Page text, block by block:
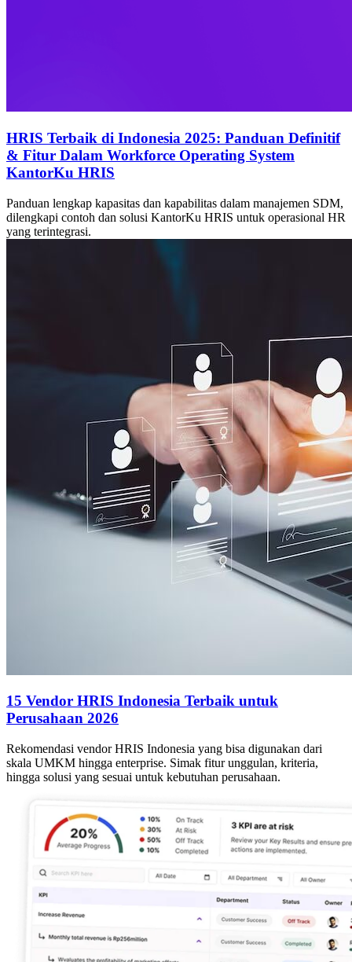
HRIS Terbaik di Indonesia 2025: Panduan Definitif
& Fitur Dalam Workforce Operating System
KantorKu HRIS
Panduan lengkap kapasitas dan kapabilitas dalam manajemen SDM,
dilengkapi contoh dan solusi KantorKu HRIS untuk operasional HR
yang terintegrasi.
15 Vendor HRIS Indonesia Terbaik untuk
Perusahaan 2026
Rekomendasi vendor HRIS Indonesia yang bisa digunakan dari
skala UMKM hingga enterprise. Simak fitur unggulan, kriteria,
hingga solusi yang sesuai untuk kebutuhan perusahaan.